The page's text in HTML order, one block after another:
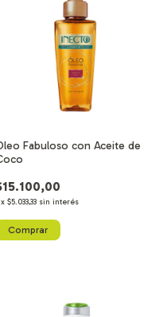
Fabuloso con Aceite de
x $5.033,33 sin interés